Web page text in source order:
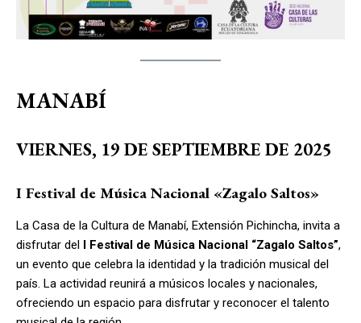
MANABÍ
VIERNES, 19 DE SEPTIEMBRE DE 2025
I Festival de Música Nacional «Zagalo Saltos»
La Casa de la Cultura de Manabí, Extensión Pichincha, invita a
disfrutar del I Festival de Música Nacional “Zagalo Saltos”,
un evento que celebra la identidad y la tradición musical del
país. La actividad reunirá a músicos locales y nacionales,
ofreciendo un espacio para disfrutar y reconocer el talento